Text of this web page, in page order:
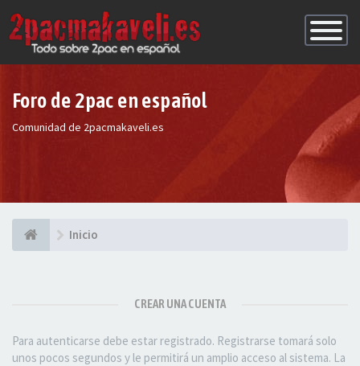
de
Foro de 2pac en español
Comunidad de 2pacmakaveli.es
Inicio
CREAR UNA CUENTA
Para autenticarse debe estar registrado. Registrarse tomará solo
unos pocos segundos y le permitirá un amplio acceso al sistema. La